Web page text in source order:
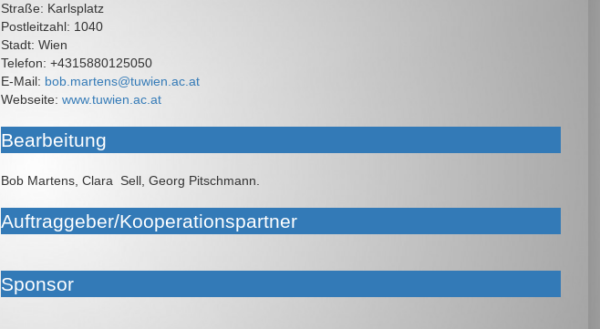
Straße: Karlsplatz
Postleitzahl: 1040
Stadt: Wien
Telefon: +4315880125050
E-Mail: bob.martens@tuwien.ac.at
Webseite: www.tuwien.ac.at
Bearbeitung
Bob Martens, Clara ‭‬ Sell, Georg Pitschmann.
Auftraggeber/Kooperationspartner
Sponsor